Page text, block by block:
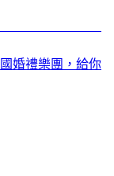
婚禮樂團，給你